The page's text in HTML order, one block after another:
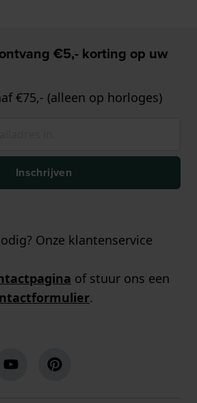
€5,- korting op uw
€75,- (alleen op horloges)
Inschrijven
Onze klantenservice
of stuur ons een
.